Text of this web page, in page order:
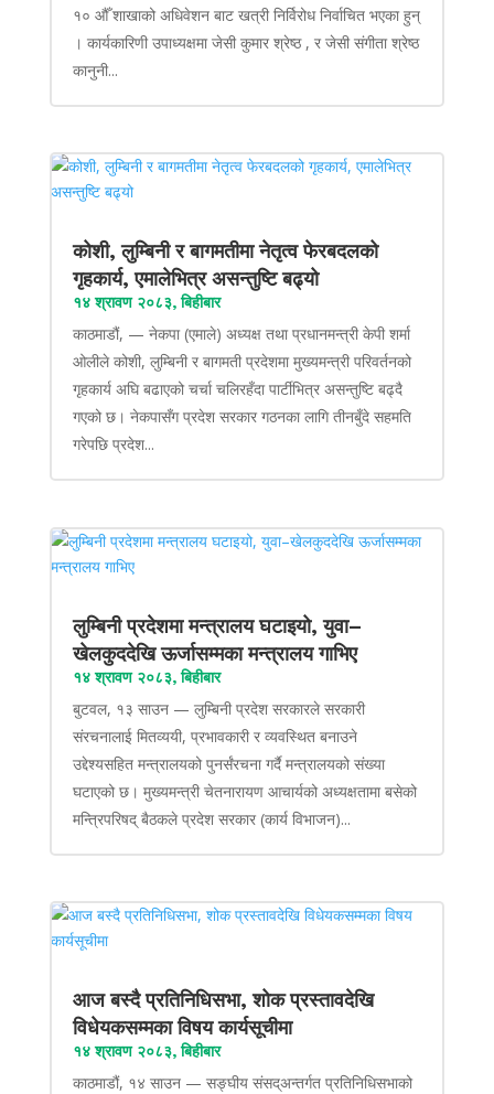
१० औँ शाखाको अधिवेशन बाट खत्री निर्विरोध निर्वाचित भएका हुन्
। कार्यकारिणी उपाध्यक्षमा जेसी कुमार श्रेष्ठ , र जेसी संगीता श्रेष्ठ
कानुनी...
कोशी, लुम्बिनी र बागमतीमा नेतृत्व फेरबदलको
गृहकार्य, एमालेभित्र असन्तुष्टि बढ्यो
१४ श्रावण २०८३, बिहीबार
काठमाडौं, — नेकपा (एमाले) अध्यक्ष तथा प्रधानमन्त्री केपी शर्मा
ओलीले कोशी, लुम्बिनी र बागमती प्रदेशमा मुख्यमन्त्री परिवर्तनको
गृहकार्य अघि बढाएको चर्चा चलिरहँदा पार्टीभित्र असन्तुष्टि बढ्दै
गएको छ। नेकपासँग प्रदेश सरकार गठनका लागि तीनबुँदे सहमति
गरेपछि प्रदेश...
लुम्बिनी प्रदेशमा मन्त्रालय घटाइयो, युवा–
खेलकुददेखि ऊर्जासम्मका मन्त्रालय गाभिए
१४ श्रावण २०८३, बिहीबार
बुटवल, १३ साउन — लुम्बिनी प्रदेश सरकारले सरकारी
संरचनालाई मितव्ययी, प्रभावकारी र व्यवस्थित बनाउने
उद्देश्यसहित मन्त्रालयको पुनर्संरचना गर्दै मन्त्रालयको संख्या
घटाएको छ। मुख्यमन्त्री चेतनारायण आचार्यको अध्यक्षतामा बसेको
मन्त्रिपरिषद् बैठकले प्रदेश सरकार (कार्य विभाजन)...
आज बस्दै प्रतिनिधिसभा, शोक प्रस्तावदेखि
विधेयकसम्मका विषय कार्यसूचीमा
१४ श्रावण २०८३, बिहीबार
काठमाडौं, १४ साउन — सङ्घीय संसद्अन्तर्गत प्रतिनिधिसभाको